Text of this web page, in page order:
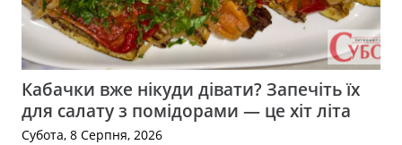
Кабачки вже нікуди дівати? Запечіть їх
для салату з помідорами — це хіт літа
Субота, 8 Серпня, 2026